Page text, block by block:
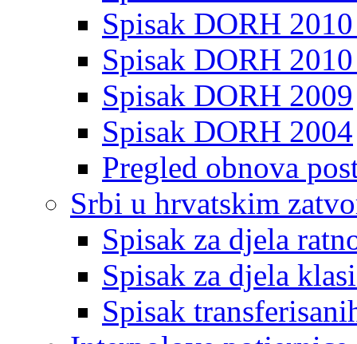
Spisak DORH
Spisak DORH
Spisak DORH 2009
Spisak DORH 2004
Pregled obnova
Srbi u hrvatskim
Spisak za djela
Spisak za djela
Spisak